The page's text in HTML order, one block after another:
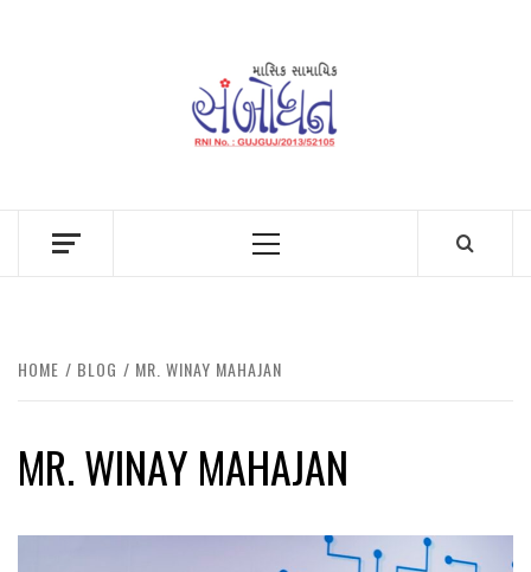
Primary
HOME BLOG MR. WINAY MAHAJAN
MR. WINAY MAHAJAN